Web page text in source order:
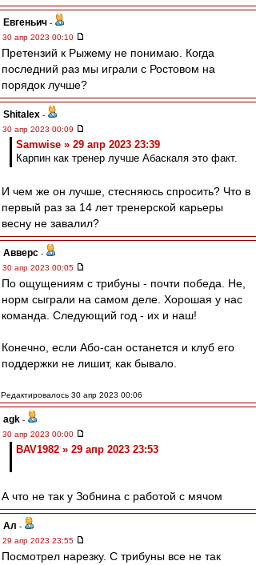
Евгеньич -
30 апр 2023 00:10
Претензий к Рыжему не понимаю. Когда
последний раз мы играли с Ростовом на
порядок лучше?
Shitalex -
30 апр 2023 00:09
Samwise » 29 апр 2023 23:39
Карпин как тренер лучше Абаскаля это факт.
И чем же он лучше, стесняюсь спросить? Что в
первый раз за 14 лет тренерской карьеры
весну не завалил?
Авверс -
30 апр 2023 00:05
По ощущениям с трибуны - почти победа. Не,
норм сыграли на самом деле. Хорошая у нас
команда. Следующий год - их и наш!
Конечно, если Або-сан останется и клуб его
поддержки не лишит, как бывало.
Редактировалось 30 апр 2023 00:06
agk -
30 апр 2023 00:00
BAV1982 » 29 апр 2023 23:53
А что не так у Зобнина с работой с мячом
Ал -
29 апр 2023 23:55
Посмотрел нарезку. С трибуны все не так